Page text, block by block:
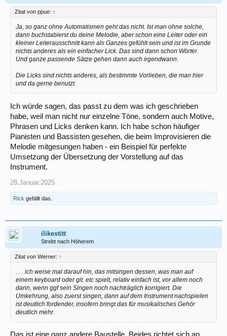
Zitat von ppue: ↑
Ja, so ganz ohne Automatismen geht das nicht. Ist man ohne solche,
dann buchstabierst du deine Melodie, aber schon eine Leiter oder ein
kleiner Leiterausschnitt kann als Ganzes gefühlt sein und ist im Grunde
nichts anderes als ein einfacher Lick. Das sind dann schon Wörter.
Und ganze passende Sätze gehen dann auch irgendwann.
Die Licks sind nichts anderes, als bestimmte Vorlieben, die man hier
und da gerne benutzt.
Ich würde sagen, das passt zu dem was ich geschrieben
habe, weil man nicht nur einzelne Töne, sondern auch Motive,
Phrasen und Licks denken kann. Ich habe schon häufiger
Pianisten und Bassisten gesehen, die beim Improvisieren die
Melodie mitgesungen haben - ein Beispiel für perfekte
Umsetzung der Übersetzung der Vorstellung auf das
Instrument.
28.Januar.2025
Rick gefällt das.
ilikestitt
Strebt nach Höherem
Zitat von Werner: ↑
. . . ich weise mal darauf hin, das mitsingen dessen, was man auf
einem keyboard oder git. etc spielt, relativ einfach ist, vor allem noch
dann, wenn ggf sein Singen noch nachträglich korrigiert. Die
Umkehrung, also zuerst singen, dann auf dem Instrument nachspielen
ist deutlich fordender, insofern bringt das für musikalisches Gehör
deutlich mehr.